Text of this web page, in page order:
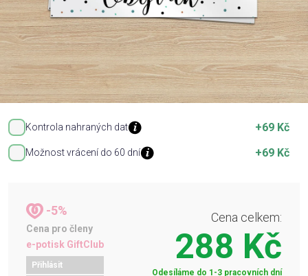
Přihlášení
Kontrola nahraných dat +69 Kč
Možnost vrácení do 60 dní +69 Kč
-5%
Cena pro členy
e-potisk GiftClub
Přihlásit
Cena celkem:
288 Kč
Odesíláme do 1-3 pracovních dní